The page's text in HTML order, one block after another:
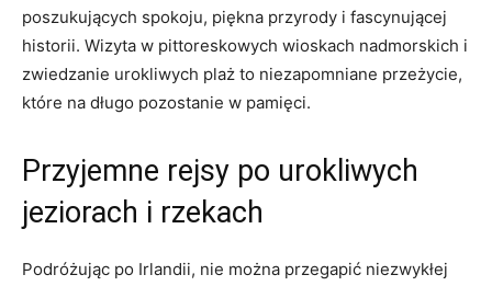
poszukujących spokoju, piękna przyrody i fascynującej
historii. Wizyta w ⁣pittoreskowych wioskach nadmorskich i
zwiedzanie urokliwych plaż to niezapomniane przeżycie,
które na długo pozostanie w pamięci.
Przyjemne rejsy po urokliwych
jeziorach i rzekach
Podróżując po Irlandii,⁢ nie można przegapić niezwykłej